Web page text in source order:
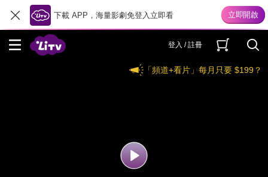
下載 APP，海量影劇免登入立即看
登入 / 註冊
「頻道+看片」每月只要 $199？